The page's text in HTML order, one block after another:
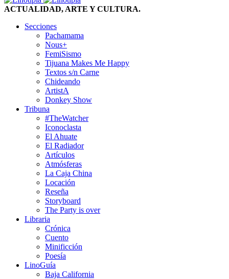
ACTUALIDAD, ARTE Y CULTURA.
Secciones
Pachamama
Nous+
FemiSismo
Tijuana Makes Me Happy
Textos s/n Carne
Chideando
ArtistA
Donkey Show
Tribuna
#TheWatcher
Iconoclasta
El Ahuate
El Radiador
Artículos
Atmósferas
La Caja China
Locación
Reseña
Storyboard
The Party is over
Libraria
Crónica
Cuento
Minificción
Poesía
LinoGuía
Baja California